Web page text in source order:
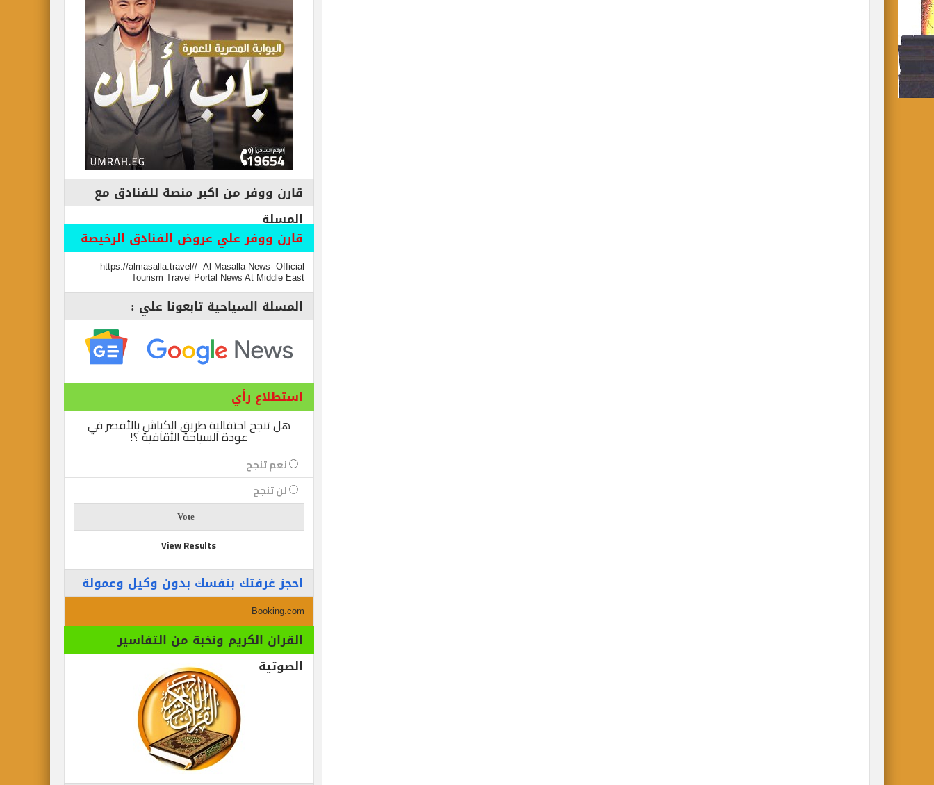
قارن ووفر من اكبر منصة للفنادق مع
المسلة
قارن ووفر علي عروض الفنادق الرخيصة
https://almasalla.travel// -Al Masalla-News- Official
Tourism Travel Portal News At Middle East
المسلة السياحية تابعونا علي :
استطلاع رأي
هل تنجح احتفالية طريق الكباش بالأقصر في
عودة السياحة الثقافية ؟!
نعم تنجح
لن تنجح
View Results
احجز غرفتك بنفسك بدون وكيل وعمولة
Booking.com
القران الكريم ونخبة من التفاسير
الصوتية